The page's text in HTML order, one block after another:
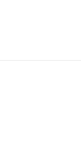
৬২৫/- টাকা ।অর্ডার কনফার্ম